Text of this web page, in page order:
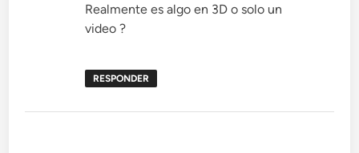
Realmente es algo en 3D o solo un
video ?
RESPONDER